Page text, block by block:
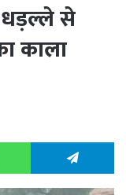
से
काला
WhatsApp